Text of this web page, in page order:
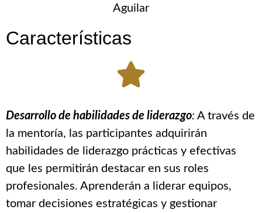
Características
Desarrollo de habilidades de liderazgo: A través de
la mentoría, las participantes adquirirán
habilidades de liderazgo prácticas y efectivas
que les permitirán destacar en sus roles
profesionales. Aprenderán a liderar equipos,
tomar decisiones estratégicas y gestionar